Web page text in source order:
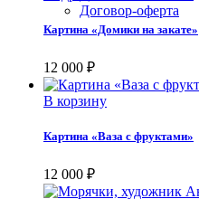
Договор-оферта
Картина «Домики на закате»
12 000 ₽
В корзину
Картина «Ваза с фруктами»
12 000 ₽